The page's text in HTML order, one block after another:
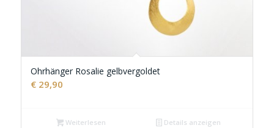
Ohrhänger Rosalie gelbvergoldet
€29,90
Weiterlesen Details anzeigen